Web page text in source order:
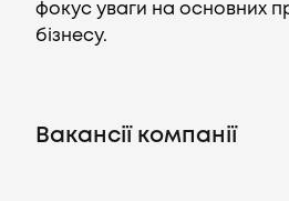
фокус уваги на основних
бізнесу.
Вакансії компанії